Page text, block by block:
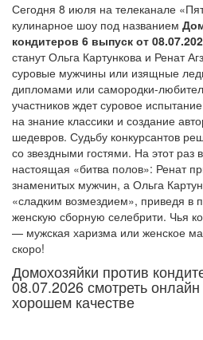
Сегодня 8 июля на телеканале
кулинарное шоу под названием
кондитеров 6 выпуск от
станут Ольга Картункова и Ренат
суровые мужчины или изящные
дипломами или самородки-
участников ждет суровое
на знание классики и создание
шедевров. Судьбу конкурсантов
со звездными гостями. На этот раз
настоящая «битва полов»: Ренат
знаменитых мужчин, а Ольга
«сладким возмездием», приведя в
женскую сборную селебрити. Чья
— мужская харизма или женское
скоро!
Домохозяйки против
08.07.2026 смотреть
хорошем качестве